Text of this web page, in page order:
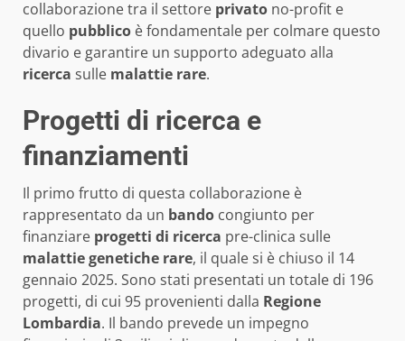
collaborazione tra il settore privato no-profit e
quello pubblico è fondamentale per colmare questo
divario e garantire un supporto adeguato alla
ricerca sulle malattie rare.
Progetti di ricerca e
finanziamenti
Il primo frutto di questa collaborazione è
rappresentato da un bando congiunto per
finanziare progetti di ricerca pre-clinica sulle
malattie genetiche rare, il quale si è chiuso il 14
gennaio 2025. Sono stati presentati un totale di 196
progetti, di cui 95 provenienti dalla Regione
Lombardia. Il bando prevede un impegno